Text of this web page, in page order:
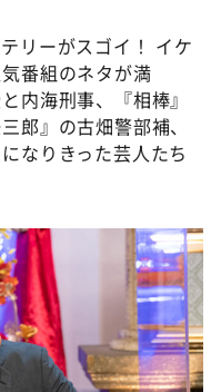
リーがスゴイ！ イケ
番組のネタが満
内海刑事、『相棒』
郎』の古畑警部補、
なりきった芸人たち